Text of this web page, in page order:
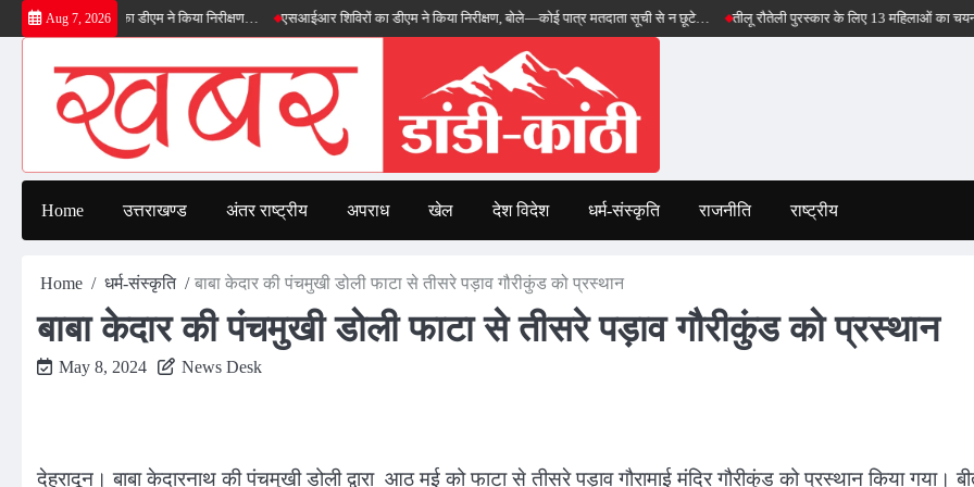
Skip
to
Aug 7, 2026
बाईपास का डीएम ने किया निरीक्षण… एसआईआर शिविरों का डीएम ने किया निरीक्षण, बोले—कोई पात्र मतदाता सूची से न छूटे… तीलू रौतेली पुरस्कार के लिए 13 महिलाओं का चयन, 35
Home उत्तराखण्ड अंतर राष्ट्रीय अपराध खेल देश विदेश धर्म-संस्कृति राजनीति राष्ट्रीय
Home धर्म-संस्कृति बाबा केदार की पंचमुखी डोली फाटा से तीसरे पड़ाव गौरीकुंड को प्रस्थान
बाबा केदार की पंचमुखी डोली फाटा से तीसरे पड़ाव गौरीकुंड को प्रस्थान
May 8, 2024 News Desk
देहरादून। बाबा केदारनाथ की पंचमुखी डोली द्वारा आठ मई को फाटा से तीसरे पड़ाव गौरामाई मंदिर गौरीकुंड को प्रस्थान किया गया।